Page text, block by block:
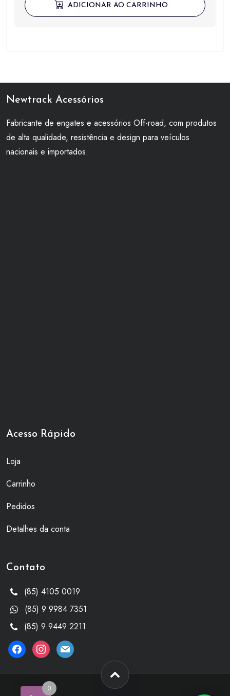
ADICIONAR AO CARRINHO
Newtrack Acessórios
Fabricante de engates e acessórios Off-road, com produtos
de alta qualidade, resistência e design para veículos
nacionais e importados.
Acesso Rápido
Loja
Carrinho
Pedidos
Detalhes da conta
Contato
(85) 4105 0019
(85) 9 9984 7351
(85) 9 9449 2211
facebookinstagram
mail
0